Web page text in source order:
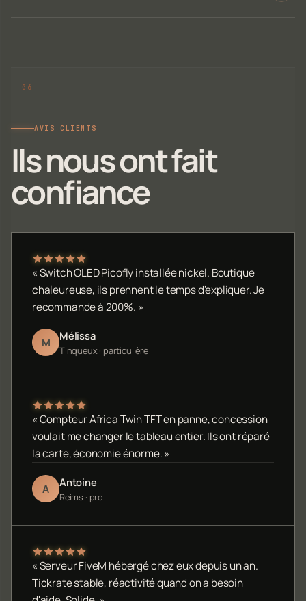
AVIS CLIENTS
Ils nous ont fait
confiance
« Switch OLED Picofly installée nickel. Boutique
chaleureuse, ils prennent le temps d'expliquer. Je
recommande à 200%. »
M Mélissa
Tinqueux · particulière
« Compteur Africa Twin TFT en panne, concession
voulait me changer le tableau entier. Ils ont réparé
la carte, économie énorme. »
A Antoine
Reims · pro
« Serveur FiveM hébergé chez eux depuis un an.
Tickrate stable, réactivité quand on a besoin